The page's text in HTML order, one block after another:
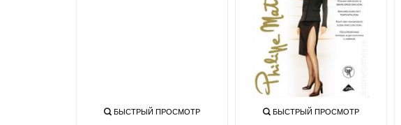
БЫСТРЫЙ ПРОСМОТР БЫСТРЫЙ ПРОСМОТР